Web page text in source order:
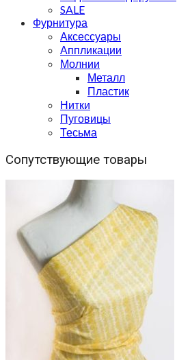
SALE
Фурнитура
Аксессуары
Аппликации
Молнии
Металл
Пластик
Нитки
Пуговицы
Тесьма
Сопутствующие товары